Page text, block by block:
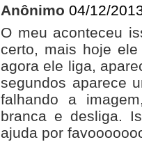
Anônimo 04/12/
O meu aconteceu
certo, mais hoje
agora ele liga,
segundos aparece
falhando a
branca e desliga.
ajuda por